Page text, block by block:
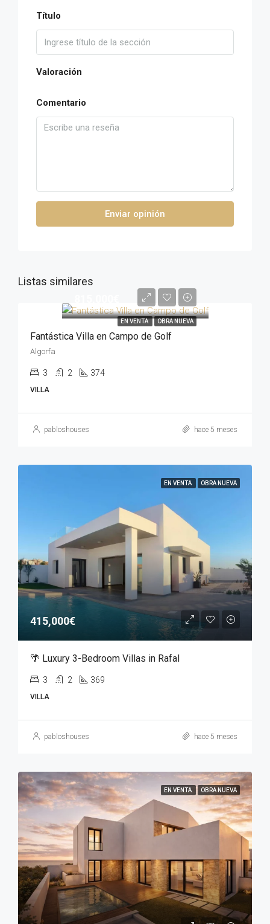
Título
Valoración
Comentario
Enviar opinión
Listas similares
EN VENTA OBRA NUEVA
Fantástica Villa en Campo de Golf
Algorfa
3 2 374
VILLA
pabloshouses hace 5 meses
EN VENTA OBRA NUEVA
415,000€
🌴 Luxury 3-Bedroom Villas in Rafal
3 2 369
VILLA
pabloshouses hace 5 meses
EN VENTA OBRA NUEVA